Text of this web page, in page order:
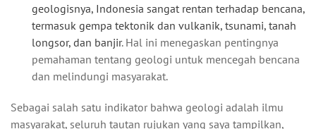
geologisnya, Indonesia sangat rentan terhadap bencana,
termasuk gempa tektonik dan vulkanik, tsunami, tanah
longsor, dan banjir. Hal ini menegaskan pentingnya
pemahaman tentang geologi untuk mencegah bencana
dan melindungi masyarakat.
Sebagai salah satu indikator bahwa geologi adalah ilmu
masyarakat, seluruh tautan rujukan yang saya tampilkan,